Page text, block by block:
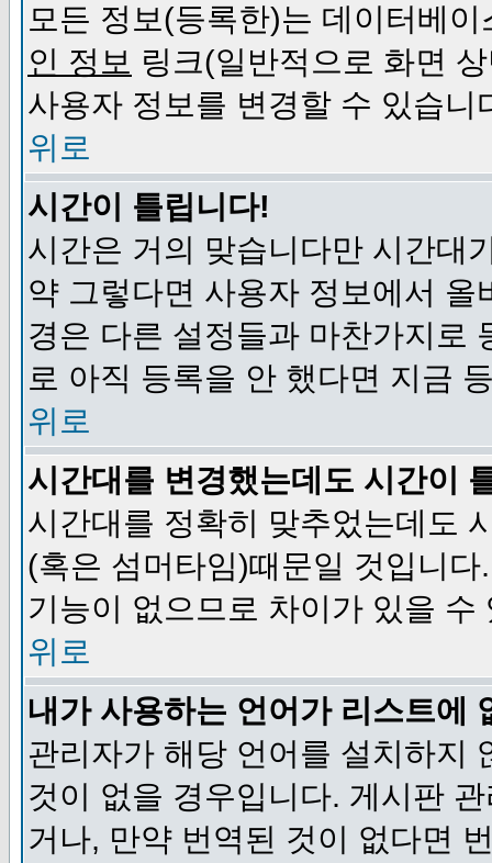
모든 정보(등록한)는 데이터베
인 정보 링크(일반적으로 화면
사용자 정보를 변경할 수 있습니
위로
시간이 틀립니다!
시간은 거의 맞습니다만 시간대
약 그렇다면 사용자 정보에서
경은 다른 설정들과 마찬가지로
로 아직 등록을 안 했다면 지금
위로
시간대를 변경했는데도 시간이
시간대를 정확히 맞추었는데도
(혹은 섬머타임)때문일 것입니
기능이 없으므로 차이가 있을 수
위로
내가 사용하는 언어가 리스트에
관리자가 해당 언어를 설치하지
것이 없을 경우입니다. 게시판
거나, 만약 번역된 것이 없다면